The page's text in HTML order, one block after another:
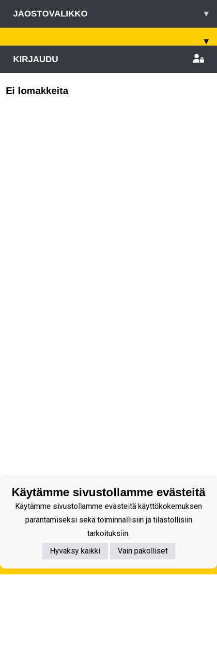
JAOSTOVALIKKO ▾
▾
KIRJAUDU
Ei lomakkeita
Tietosuojaseloste
Käytämme sivustollamme evästeitä
Käytämme sivustollamme evästeitä käyttökokemuksen
parantamiseksi sekä toiminnallisiin ja tilastollisiin
tarkoituksiin.
Hyväksy kaikki
Vain pakolliset